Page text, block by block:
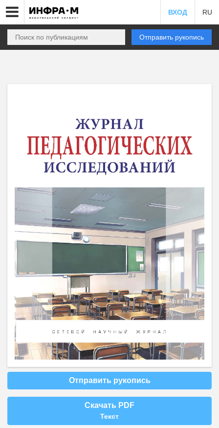
ВХОД RU
Отправить рукопись
Отправить рукопись
Скачать PDF
Текст